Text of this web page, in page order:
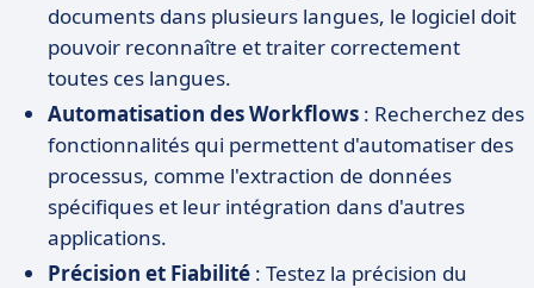
documents dans plusieurs langues, le logiciel doit
pouvoir reconnaître et traiter correctement
toutes ces langues.
Automatisation des Workflows : Recherchez des
fonctionnalités qui permettent d'automatiser des
processus, comme l'extraction de données
spécifiques et leur intégration dans d'autres
applications.
Précision et Fiabilité : Testez la précision du